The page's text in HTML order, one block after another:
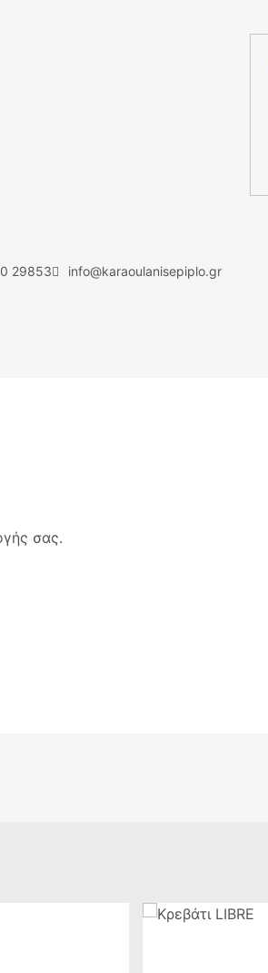
29853 info@karaoulanisepiplo.gr
σας.